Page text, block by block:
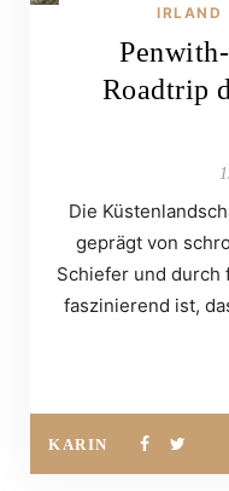
RLAND
Roadtrip
Die
geprägt von
Schiefer und durch
faszinierend ist,
KARIN